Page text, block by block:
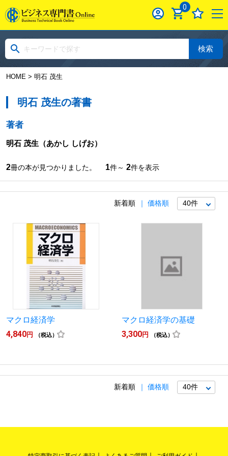
0
検索
HOME> 明石 茂生
明石 茂生の著書
著者
明石 茂生 （あかし しげお）
2冊の本が見つかりました。 1件～ 2件を表示
新着順 価格順
マクロ経済学
4,840円 （税込）
マクロ経済学の基礎
3,300円 （税込）
新着順 価格順